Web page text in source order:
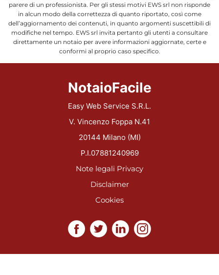
parere di un professionista. Per gli stessi motivi EWS srl non risponde
in alcun modo della correttezza di quanto riportato, così come
dell’aggiornamento dei contenuti, in quanto argomenti suscettibili di
modifiche nel tempo. EWS srl invita pertanto gli utenti a consultare
direttamente un notaio per avere informazioni aggiornate, certe e
conformi al proprio caso specifico.
NotaioFacile
Easy Web Service S.R.L.
V. Vincenzo Foppa N.41
20144 Milano (MI)
P.I.07881240969
Note legali Privacy
Disclaimer
Cookies